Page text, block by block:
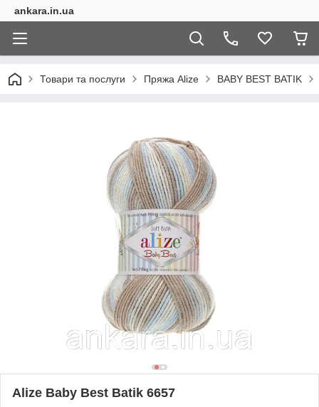
ankara.in.ua
Товари та послуги Пряжа Alize BABY BEST BATIK
Alize Baby Best Batik 6657